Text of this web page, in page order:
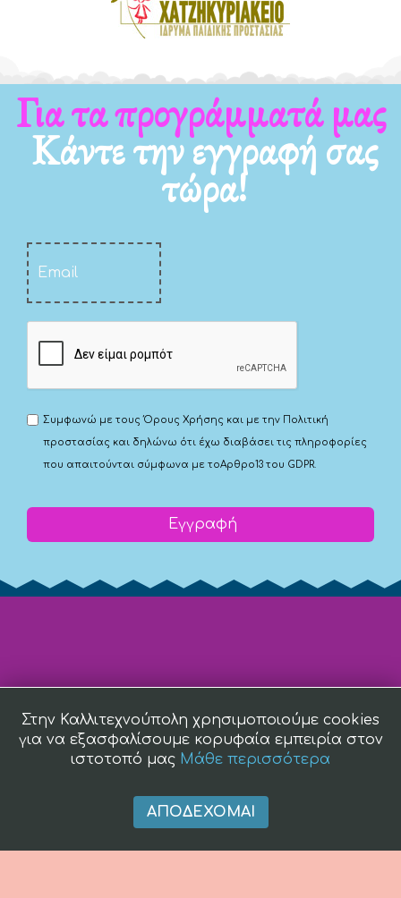
Για τα νέα μας
Κάντε την εγγραφή σας
τώρα!
Συμφωνώ με τουςΌρους Χρήσης και με την Πολιτική
προστασίας και δηλώνω ότι έχω διαβάσει τις πληροφορίες
που απαιτούνται σύμφωνα με τοΑρθρο13 του GDPR.
Εγγραφή
Στην Καλλιτεχνούπολη χρησιμοποιούμε cookies
για να εξασφαλίσουμε κορυφαία εμπειρία στον
ιστοτοπό μας Μάθε περισσότερα
ΑΠΟΔΈΧΟΜΑΙ